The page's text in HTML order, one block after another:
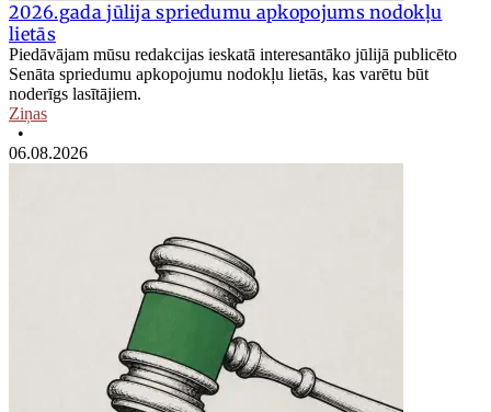
2026.gada jūlija spriedumu apkopojums nodokļu
lietās
Piedāvājam mūsu redakcijas ieskatā interesantāko jūlijā publicēto
Senāta spriedumu apkopojumu nodokļu lietās, kas varētu būt
noderīgs lasītājiem.
Ziņas
•
06.08.2026